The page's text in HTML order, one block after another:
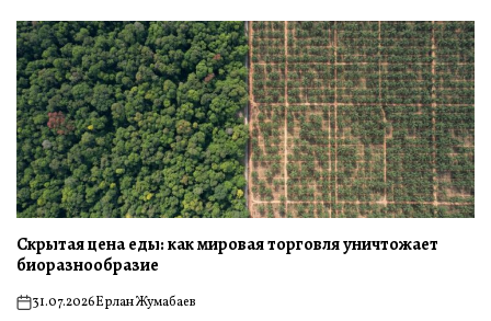
Скрытая цена еды: как мировая торговля уничтожает
биоразнообразие
on31.07.2026Ерлан Жумабаев